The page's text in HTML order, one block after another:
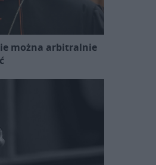
można arbitralnie